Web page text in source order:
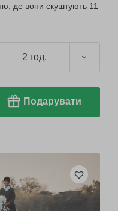
де вони скуштують 11
2 год.
Подарувати